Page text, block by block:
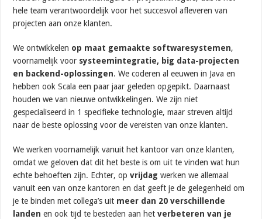
hele team verantwoordelijk voor het succesvol afleveren van
projecten aan onze klanten.
We ontwikkelen op maat gemaakte softwaresystemen,
voornamelijk voor systeemintegratie, big data-projecten
en backend-oplossingen. We coderen al eeuwen in Java en
hebben ook Scala een paar jaar geleden opgepikt. Daarnaast
houden we van nieuwe ontwikkelingen. We zijn niet
gespecialiseerd in 1 specifieke technologie, maar streven altijd
naar de beste oplossing voor de vereisten van onze klanten.
We werken voornamelijk vanuit het kantoor van onze klanten,
omdat we geloven dat dit het beste is om uit te vinden wat hun
echte behoeften zijn. Echter, opvrijdag werken we allemaal
vanuit een van onze kantoren en dat geeft je de gelegenheid om
je te binden met collega’s uit meer dan 20 verschillende
landen en ook tijd te besteden aan hetverbeteren van je